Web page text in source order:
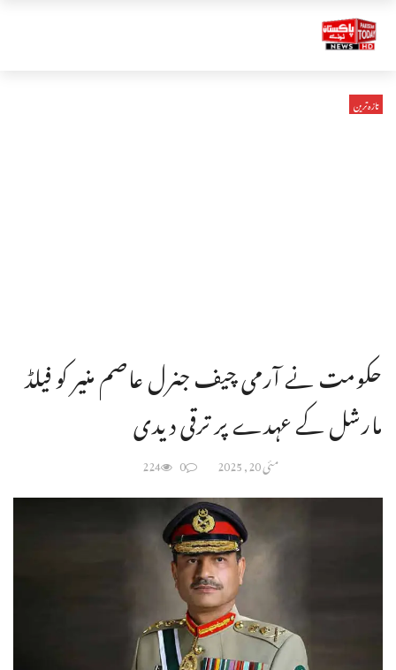
تازہ ترین
حکومت نے آرمی چیف جنرل عاصم منیر کو فیلڈ
مارشل کے عہدے پر ترقی دیدی
مئی 20, 2025 0
224